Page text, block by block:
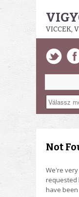
VICCEK,
Not
We're
requested
have